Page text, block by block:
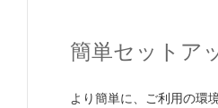
簡単セットア
より簡単に、ご利用の環